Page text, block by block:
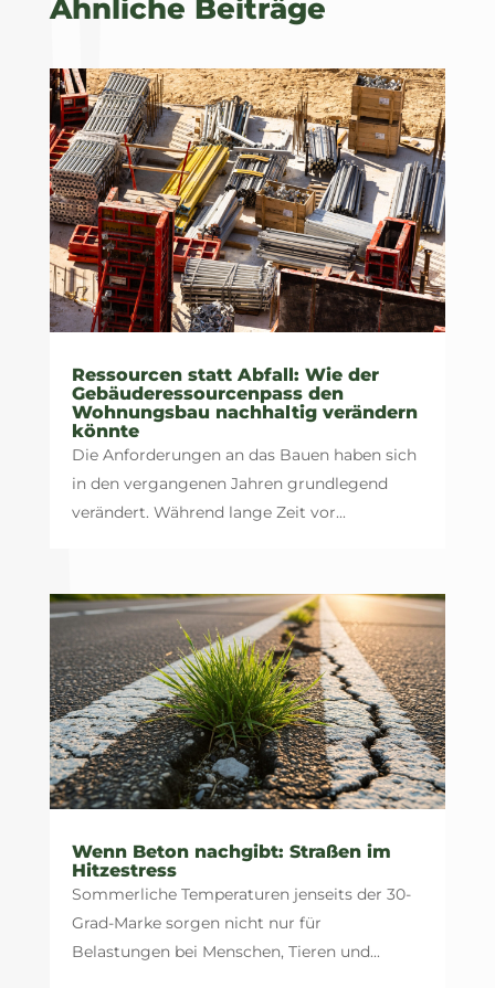
Ähnliche Beiträge
Ressourcen statt Abfall: Wie der
Gebäuderessourcenpass den
Wohnungsbau nachhaltig verändern
könnte
Die Anforderungen an das Bauen haben sich
in den vergangenen Jahren grundlegend
verändert. Während lange Zeit vor...
Wenn Beton nachgibt: Straßen im
Hitzestress
Sommerliche Temperaturen jenseits der 30-
Grad-Marke sorgen nicht nur für
Belastungen bei Menschen, Tieren und...